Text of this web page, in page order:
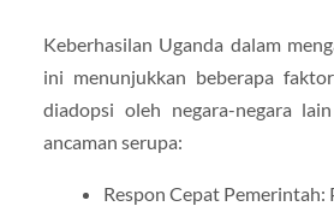
Keberhasilan Uganda dalam
ini menunjukkan beberapa
diadopsi oleh negara-negara
ancaman serupa:
Respon Cepat Pemerintah: